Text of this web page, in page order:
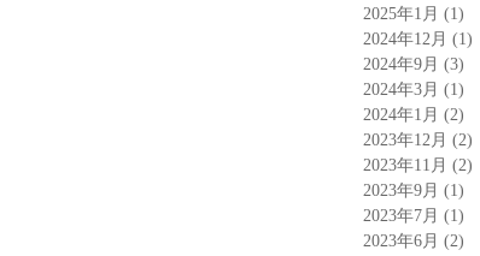
2025年1月 (1)
2024年12月 (1)
2024年9月 (3)
2024年3月 (1)
2024年1月 (2)
2023年12月 (2)
2023年11月 (2)
2023年9月 (1)
2023年7月 (1)
2023年6月 (2)